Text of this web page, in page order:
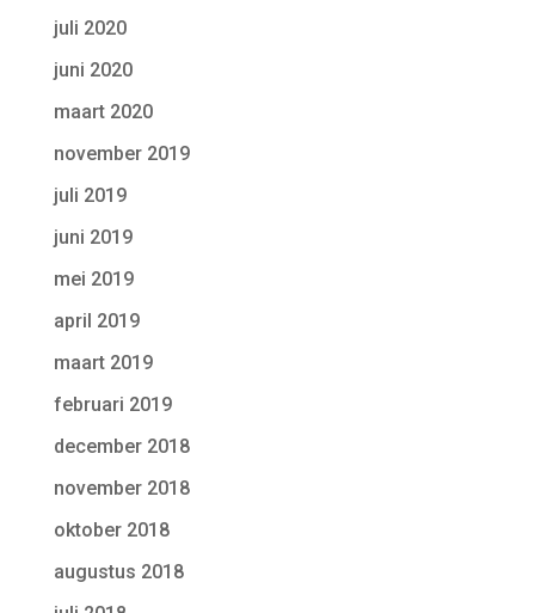
juli 2020
juni 2020
maart 2020
november 2019
juli 2019
juni 2019
mei 2019
april 2019
maart 2019
februari 2019
december 2018
november 2018
oktober 2018
augustus 2018